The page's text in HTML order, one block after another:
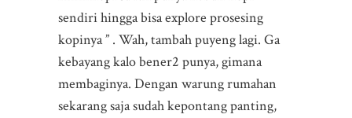
sendiri hingga bisa explore prosesing
kopinya ” . Wah, tambah puyeng lagi. Ga
kebayang kalo bener2 punya, gimana
membaginya. Dengan warung rumahan
sekarang saja sudah kepontang panting,